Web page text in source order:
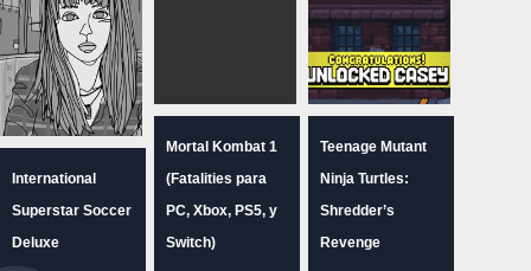
International
Superstar Soccer
Deluxe
Mortal Kombat 1
(Fatalities para
PC, Xbox, PS5, y
Switch)
Teenage Mutant
Ninja Turtles:
Shredder’s
Revenge